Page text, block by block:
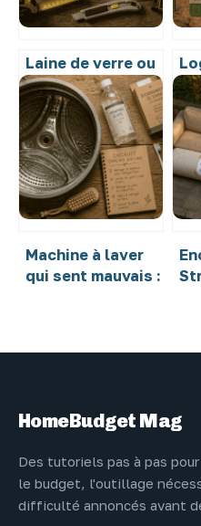
Laine de verre ou
polystyrène :
comment choisir
votre isolant
selon vos
besoins
thermiques et
acoustiques
Machine à laver
qui sent mauvais :
HomeBudget Mag
Des tutoriels pas à pas
le budget, l'outillage
difficulté annoncés avant